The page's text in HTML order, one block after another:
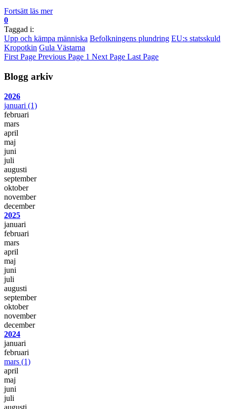
Fortsätt läs mer
0
Taggad i:
Upp och kämpa människa Befolkningens plundring EU:s statsskuld
Kropotkin Gula Västarna
First Page Previous Page 1 Next Page Last Page
Blogg arkiv
2026
januari (1)
februari
mars
april
maj
juni
juli
augusti
september
oktober
november
december
2025
januari
februari
mars
april
maj
juni
juli
augusti
september
oktober
november
december
2024
januari
februari
mars (1)
april
maj
juni
juli
augusti